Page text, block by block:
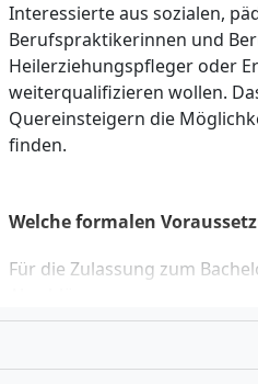
Interessierte aus sozialen,
Berufspraktikerinnen und
Heilerziehungspfleger oder
weiterqualifizieren wollen.
Quereinsteigern die
finden.
Welche formalen
Für die Zulassung zum
Allgemeine
Fachgebundene